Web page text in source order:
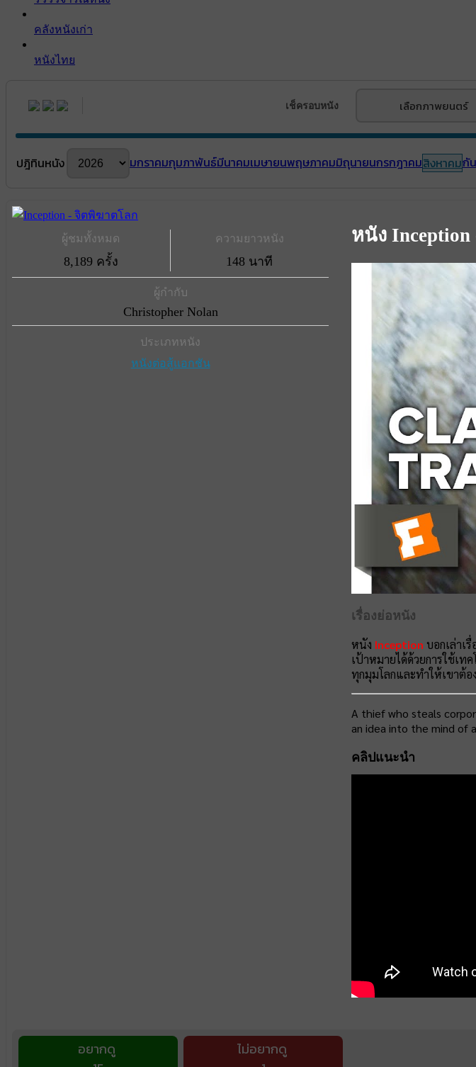
คลังหนังเก่า
หนังไทย
เช็ครอบหนัง เลือกภาพยนตร์
ปฎิทินหนัง มกราคมกุมภาพันธ์มีนาคมเมษายนพฤษภาคมมิถุนายนกรกฎาคมสิงหาคมกั
ผู้ชมทั้งหมด
8,189 ครั้ง
ความยาวหนัง
148 นาที
ผู้กำกับ
Christopher Nolan
ประเภทหนัง
หนังต่อสู้แอกชัน
หนัง
เรื่องย่อหนัง
หนัง Inception บอกเล่าเ
เป้าหมายได้ด้วยการใช้เท
ทุกมุมโลกและทำให้เขาต้
A thief who steals
an idea into the mind of a
คลิปแนะนำ
อยากดู
ไม่อยากดู